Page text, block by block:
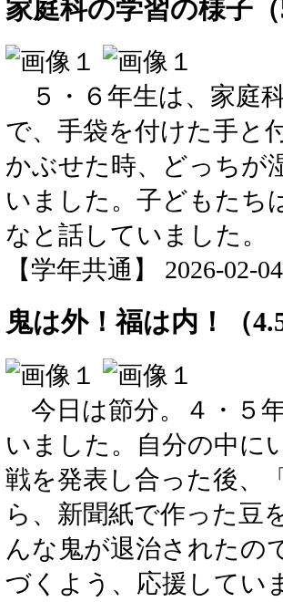
家庭科の学習の様子
５・６年生は、家庭
で、手袋を付けた手と
かぶせた時、どっちが
いました。子どもたち
なと話していました。
【学年共通】 2026-02-
鬼は外！福は内！（
今日は節分。４・５
いました。自分の中に
戦を発表し合った後、
ら、新聞紙で作った豆
んな鬼が退治されたの
づくよう、応援してい